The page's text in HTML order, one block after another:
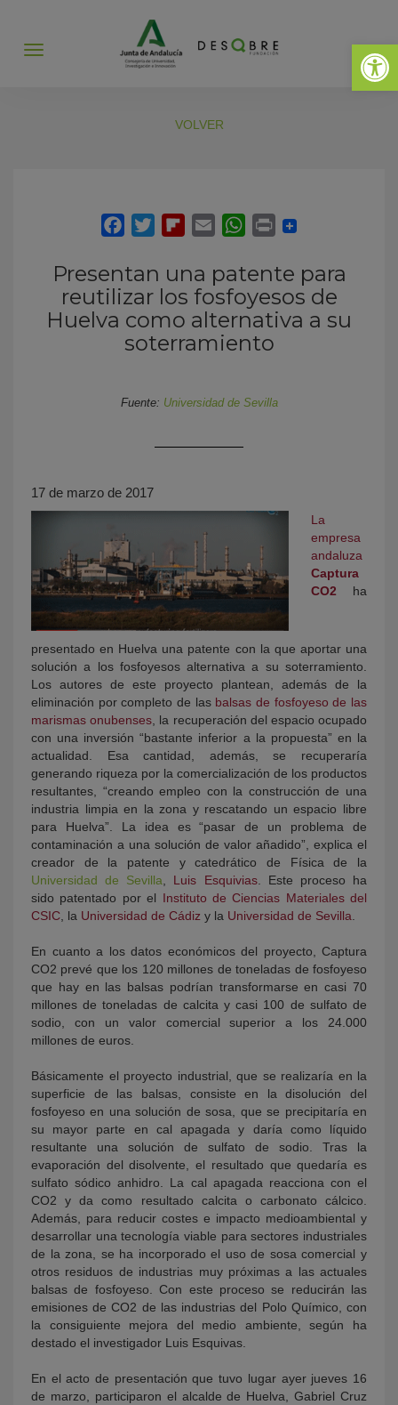
Abrir
Abrir
VOLVER
Presentan una patente para
reutilizar los fosfoyesos de
Huelva como alternativa a su
soterramiento
Fuente: Universidad de Sevilla
17 de marzo de 2017
La
empresa
andaluza
Captura
CO2 ha
presentado en Huelva una patente con la que aportar una
solución a los fosfoyesos alternativa a su soterramiento.
Los autores de este proyecto plantean, además de la
eliminación por completo de las balsas de fosfoyeso de las
marismas onubenses , la recuperación del espacio ocupado
con una inversión “bastante inferior a la propuesta” en la
actualidad. Esa cantidad, además, se recuperaría
generando riqueza por la comercialización de los productos
resultantes, “creando empleo con la construcción de una
industria limpia en la zona y rescatando un espacio libre
para Huelva”. La idea es “pasar de un problema de
contaminación a una solución de valor añadido”, explica el
creador de la patente y catedrático de Física de la
Universidad de Sevilla
Luis Esquivias. Este proceso ha
sido patentado por el Instituto de Ciencias Materiales del
CSIC , la Universidad de Cádiz y la Universidad de Sevilla
En cuanto a los datos económicos del proyecto, Captura
CO2 prevé que los 120 millones de toneladas de fosfoyeso
que hay en las balsas podrían transformarse en casi 70
millones de toneladas de calcita y casi 100 de sulfato de
sodio, con un valor comercial superior a los 24.000
millones de euros.
Básicamente el proyecto industrial, que se realizaría en la
superficie de las balsas, consiste en la disolución del
fosfoyeso en una solución de sosa, que se precipitaría en
su mayor parte en cal apagada y daría como líquido
resultante una solución de sulfato de sodio. Tras la
evaporación del disolvente, el resultado que quedaría es
sulfato sódico anhidro. La cal apagada reacciona con el
CO2 y da como resultado calcita o carbonato cálcico.
Además, para reducir costes e impacto medioambiental y
desarrollar una tecnología viable para sectores industriales
de la zona, se ha incorporado el uso de sosa comercial y
otros residuos de industrias muy próximas a las actuales
balsas de fosfoyeso. Con este proceso se reducirán las
emisiones de CO2 de las industrias del Polo Químico, con
la consiguiente mejora del medio ambiente, según ha
destado el investigador Luis Esquivas.
En el acto de presentación que tuvo lugar ayer jueves 16
de marzo, participaron el alcalde de Huelva, Gabriel Cruz